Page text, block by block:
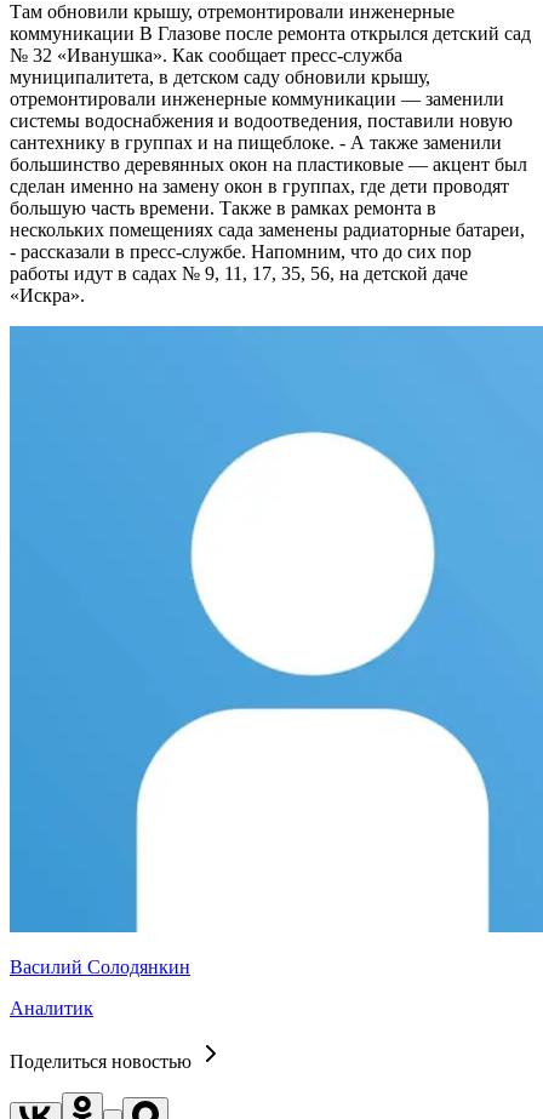
Там обновили крышу, отремонтировали инженерные
коммуникации В Глазове после ремонта открылся детский сад
№ 32 «Иванушка». Как сообщает пресс-служба
муниципалитета, в детском саду обновили крышу,
отремонтировали инженерные коммуникации — заменили
системы водоснабжения и водоотведения, поставили новую
сантехнику в группах и на пищеблоке. - А также заменили
большинство деревянных окон на пластиковые — акцент был
сделан именно на замену окон в группах, где дети проводят
большую часть времени. Также в рамках ремонта в
нескольких помещениях сада заменены радиаторные батареи,
- рассказали в пресс-службе. Напомним, что до сих пор
работы идут в садах № 9, 11, 17, 35, 56, на детской даче
«Искра».
Василий Солодянкин
Аналитик
Поделиться новостью